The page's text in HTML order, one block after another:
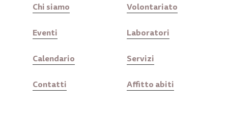
Chi siamo
Eventi
Calendario
Contatti
Volontariato
Laboratori
Servizi
Affitto abiti